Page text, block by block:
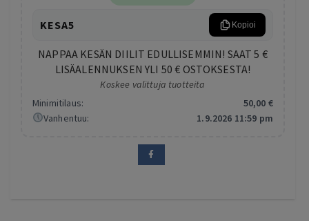
KESA5 Kopioi
NAPPAA KESÄN DIILIT EDULLISEMMIN! SAAT 5 €
LISÄALENNUKSEN YLI 50 € OSTOKSESTA!
Koskee valittuja tuotteita
Minimitilaus:
50,00 €
Vanhentuu:
1.9.2026 11:59 pm